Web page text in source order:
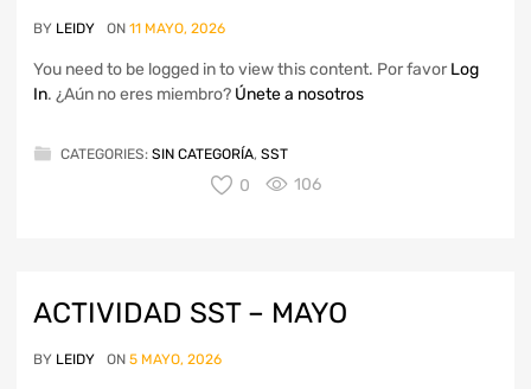
BY LEIDY ON 11 MAYO, 2026
You need to be logged in to view this content. Por favor Log
In. ¿Aún no eres miembro? Únete a nosotros
CATEGORIES: SIN CATEGORÍA, SST
0 106
ACTIVIDAD SST – MAYO
BY LEIDY ON 5 MAYO, 2026